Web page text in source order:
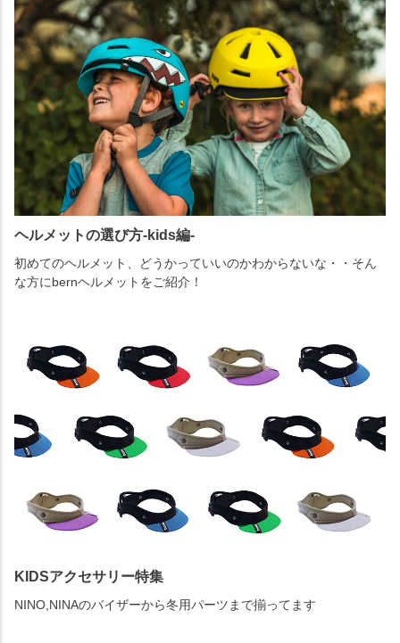
ヘルメットの選び方-kids編-
初めてのヘルメット、どうかっていいのかわからないな・・そん
な方にbernヘルメットをご紹介！
KIDSアクセサリー特集
NINO,NINAのバイザーから冬用パーツまで揃ってます